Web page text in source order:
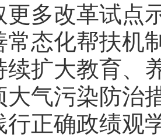
更多改革试点
常态化帮扶机
续扩大教育、
大气污染防治
行正确政绩观